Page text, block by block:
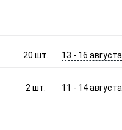
20 шт. 13 - 16 августа
2 шт. 11 - 14 августа